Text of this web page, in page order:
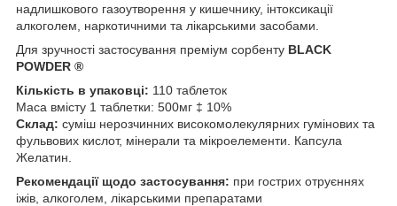
надлишкового газоутворення у кишечнику, інтоксикації
алкоголем, наркотичними та лікарськими засобами.
Для зручності застосування преміум сорбенту BLACK
POWDER ®
Кількість в упаковці: 110 таблеток
Маса вмісту 1 таблетки: 500мг ‡ 10%
Склад: суміш нерозчинних високомолекулярних гумінових та
фульвових кислот, мінерали та мікроелементи. Капсула
Желатин.
Рекомендації щодо застосування: при гострих отруєннях
іжів, алкоголем, лікарськими препаратами